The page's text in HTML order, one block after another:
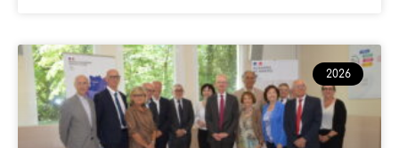
2026